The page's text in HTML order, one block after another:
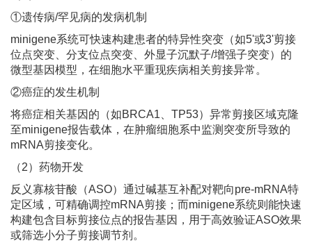
①遗传病/罕见病的发病机制
minigene系统可快速构建患者的特异性突变（如5'或3'剪接
位点突变、分支位点突变、外显子沉默子/增强子突变）的
微型基因模型，在细胞水平重现疾病相关剪接异常。
②癌症的发生机制
将癌症相关基因的（如BRCA1、TP53）异常剪接区域克隆
至minigene报告载体，在肿瘤细胞系中监测突变所导致的
mRNA剪接变化。
（2）药物开发
反义寡核苷酸（ASO）通过碱基互补配对靶向pre-mRNA特
定区域，可精确调控mRNA剪接；而minigene系统则能快速
构建包含目标剪接位点的报告基因，用于高效验证ASO效果
或筛选小分子剪接调节剂。